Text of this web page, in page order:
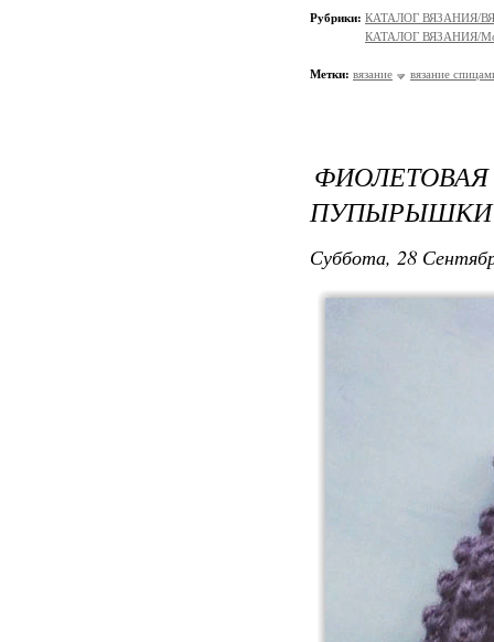
Рубрики: КАТАЛОГ ВЯЗАНИЯ/
КАТАЛОГ ВЯЗАНИЯ/
Метки: вязание вязание
Суббота, 28